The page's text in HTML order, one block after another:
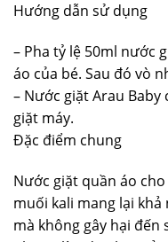
Hướng dẫn sử dụng
– Pha tỷ lệ 50ml nước
áo của bé. Sau đó vò
– Nước giặt Arau
giặt máy.
Đặc điểm chung
Nước giặt quần áo
muối kali mang lại
mà không gây hại đến